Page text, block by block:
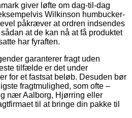
giver løfte om dag-til-dag
Wilkinson humbucker-
påkræver at ordren indsendes
at de kan nå at få produktet
har fyraften.
garanterer fragt uden
tilfælde er det under
for et fastsat beløb. Desuden bør
fragtmulighed, som ofte –
nær Aalborg, Hjørring eller
til at bringe din pakke til